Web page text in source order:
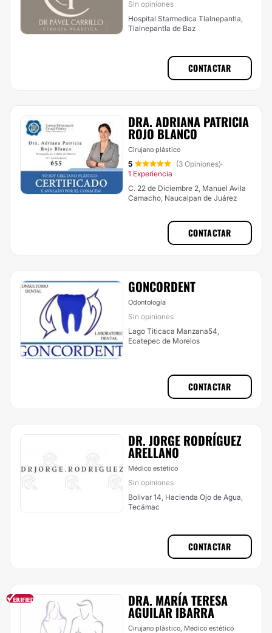
Sin opiniones
Hospital Starmedica Tlalnepantla,
Tlalnepantla de Baz
CONTACTAR
DRA. ADRIANA PATRICIA
ROJO BLANCO
Cirujano plástico
5 (3 Opiniones)·
1 Experiencia
C. 22 de Diciembre 2, Manuel Avila
Camacho, Naucalpan de Juárez
CONTACTAR
GONCORDENT
Odontología
Sin opiniones
Lago Titicaca Manzana54,
Ecatepec de Morelos
CONTACTAR
DR. JORGE RODRÍGUEZ
ARELLANO
Médico estético
Sin opiniones
Bolivar 14, Hacienda Ojo de Agua,
Tecámac
CONTACTAR
DRA. MARÍA TERESA
AGUILAR IBARRA
Cirujano plástico, Médico estético